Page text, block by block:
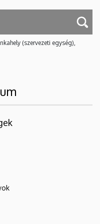
(szervezeti egység),